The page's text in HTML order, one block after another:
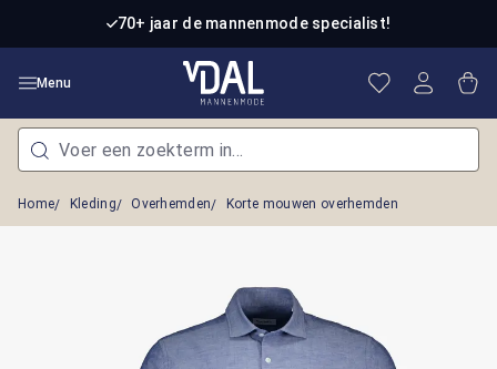
Ga naar de hoofdinhoud70+ jaar de mannenmode specialist!
Menu Je hebt 0
Home Kleding Overhemden Korte mouwen overhemden